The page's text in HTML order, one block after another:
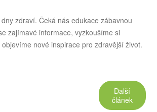
zdraví. Čeká nás edukace zábavnou
zajímavé informace, vyzkoušíme si
nové inspirace pro zdravější život.
Další
článek